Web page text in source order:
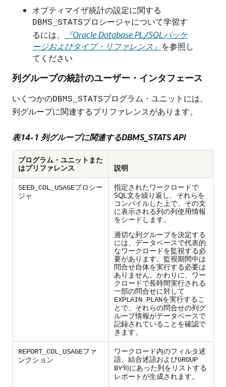
オプティマイザ統計の設定に関する
DBMS_STATSプロシージャについて学習す
るには、
『Oracle Database PL/SQLパッケ
ージおよびタイプ・リファレンス』 を参照し
てください
列グループの統計のユーザー・インタフェース
いくつかのDBMS_STATSプログラム・ユニットには、
列グループに関連するプリファレンスがあります。
表14-1 列グループに関連するDBMS_STATS API
プログラム・ユニットまた
はプリファレンス
説明
SEED_COL_USAGEプロシー
ジャ
指定されたワークロードで
SQL文を繰り返し、それらを
コンパイルした上で、その文
に表示される列の列使用情報
をシードします。
適切な列グループを決定する
には、データベースで代表的
なワークロードを監視する必
要があります。監視期間中は
問合せ自体を実行する必要は
ありません。かわりに、ワー
クロードで長時間実行される
一部の問合せに対して
EXPLAIN PLANを実行するこ
とで、それらの問合せの列グ
ループ情報がデータベースで
記録されていることを確認で
きます。
REPORT_COL_USAGEファ
ンクション
ワークロード内のフィルタ述
語、結合述語およびGROUP
BY句にあった列をリストする
レポートが生成されます。